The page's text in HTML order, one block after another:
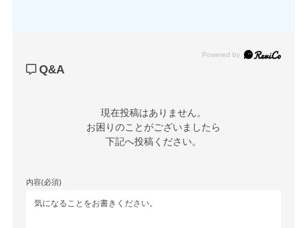
Powered by
Q&A
現在投稿はありません。
お困りのことがございましたら
下記へ投稿ください。
内容(必須)